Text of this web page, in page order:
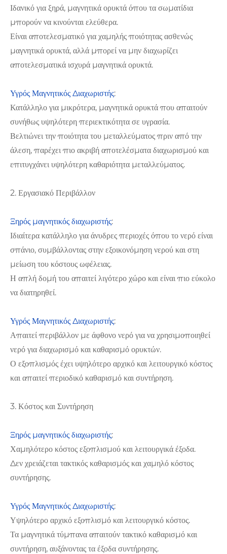
Ιδανικό για ξηρά, μαγνητικά ορυκτά όπου τα σωματίδια
μπορούν να κινούνται ελεύθερα.
Είναι αποτελεσματικό για χαμηλής ποιότητας ασθενώς
μαγνητικά ορυκτά, αλλά μπορεί να μην διαχωρίζει
αποτελεσματικά ισχυρά μαγνητικά ορυκτά.
Υγρός Μαγνητικός Διαχωριστής:
Κατάλληλο για μικρότερα, μαγνητικά ορυκτά που απαιτούν
συνήθως υψηλότερη περιεκτικότητα σε υγρασία.
Βελτιώνει την ποιότητα του μεταλλεύματος πριν από την
άλεση, παρέχει πιο ακριβή αποτελέσματα διαχωρισμού και
επιτυγχάνει υψηλότερη καθαριότητα μεταλλεύματος.
2. Εργασιακό Περιβάλλον
Ξηρός μαγνητικός διαχωριστής:
Ιδιαίτερα κατάλληλο για άνυδρες περιοχές όπου το νερό είναι
σπάνιο, συμβάλλοντας στην εξοικονόμηση νερού και στη
μείωση του κόστους ωφέλειας.
Η απλή δομή του απαιτεί λιγότερο χώρο και είναι πιο εύκολο
να διατηρηθεί.
Υγρός Μαγνητικός Διαχωριστής:
Απαιτεί περιβάλλον με άφθονο νερό για να χρησιμοποιηθεί
νερό για διαχωρισμό και καθαρισμό ορυκτών.
Ο εξοπλισμός έχει υψηλότερο αρχικό και λειτουργικό κόστος
και απαιτεί περιοδικό καθαρισμό και συντήρηση.
3. Κόστος και Συντήρηση
Ξηρός μαγνητικός διαχωριστής:
Χαμηλότερο κόστος εξοπλισμού και λειτουργικά έξοδα.
Δεν χρειάζεται τακτικός καθαρισμός και χαμηλό κόστος
συντήρησης.
Υγρός Μαγνητικός Διαχωριστής:
Υψηλότερο αρχικό εξοπλισμό και λειτουργικό κόστος.
Τα μαγνητικά τύμπανα απαιτούν τακτικό καθαρισμό και
συντήρηση, αυξάνοντας τα έξοδα συντήρησης.